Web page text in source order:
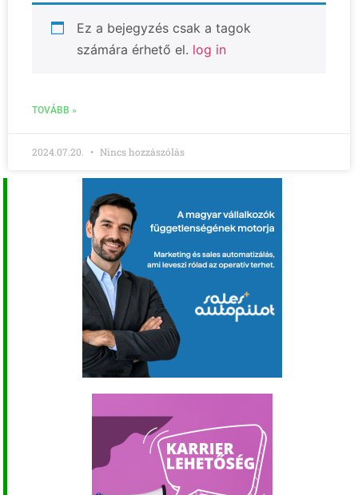
Ez a bejegyzés csak a tagok
számára érhető el. log in
TOVÁBB »
2024.07.20. Nincs hozzászólás